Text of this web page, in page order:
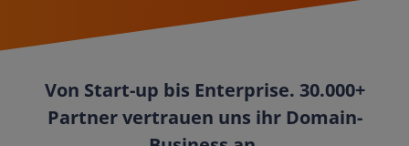
Von Start-up bis Enterprise. 30.000+
Partner vertrauen uns ihr Domain-